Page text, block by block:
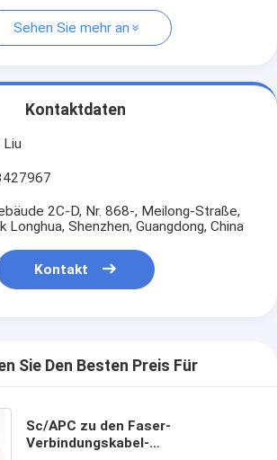
Sehen Sie mehr an
Kontaktdaten
Liu
2C-D, Nr. 868-, Meilong-Straße,
Longhua, Shenzhen, Guangdong, China
Kontakt
Sie Den Besten Preis Für
Sc/APC zu den Faser-
Verbindungskabel-